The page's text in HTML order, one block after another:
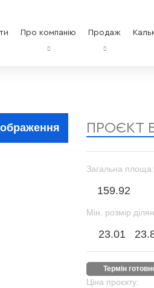
Про компанію Продаж
ПРОЄКТ
Загальна площа:
159.92
Мін. розмір
23.01
термін
Ціна проєкту: